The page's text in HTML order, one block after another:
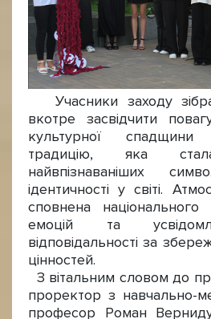
Учасники заходу
вкотре засвідчити
культурної
традицію, яка
найвпізнаваніших
ідентичності у світі.
сповнена
емоцій та
відповідальності за
цінностей.
З вітальним словом до
проректор з навчально-
професор Роман